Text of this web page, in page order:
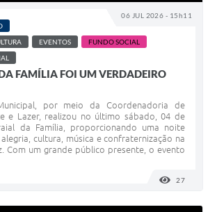
06 JUL 2026 - 15h11
EVENTOS
FUNDO SOCIAL
FAMÍLIA FOI UM VERDADEIRO
por meio da Coordenadoria de
e Lazer, realizou no último sábado, 04 de
da Família, proporcionando uma noite
cultura, música e confraternização na
Com um grande público presente, o evento
27